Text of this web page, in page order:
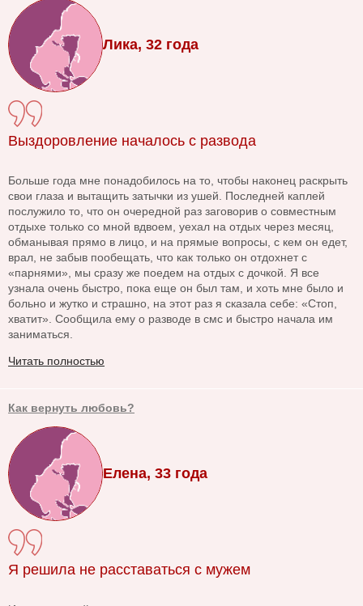
Лика, 32 года
Выздоровление началось с развода
Больше года мне понадобилось на то, чтобы наконец раскрыть
свои глаза и вытащить затычки из ушей. Последней каплей
послужило то, что он очередной раз заговорив о совместным
отдыхе только со мной вдвоем, уехал на отдых через месяц,
обманывая прямо в лицо, и на прямые вопросы, с кем он едет,
врал, не забыв пообещать, что как только он отдохнет с
«парнями», мы сразу же поедем на отдых с дочкой. Я все
узнала очень быстро, пока еще он был там, и хоть мне было и
больно и жутко и страшно, на этот раз я сказала себе: «Стоп,
хватит». Сообщила ему о разводе в смс и быстро начала им
заниматься.
Читать полностью
Как вернуть любовь?
Елена, 33 года
Я решила не расставаться с мужем